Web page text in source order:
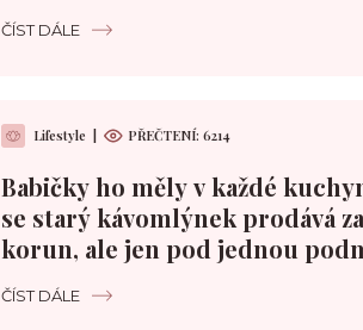
ČÍST DÁLE
Lifestyle PŘEČTENÍ: 6214
Babičky ho měly v každé
se starý kávomlýnek prodává
korun, ale jen pod jednou
ČÍST DÁLE